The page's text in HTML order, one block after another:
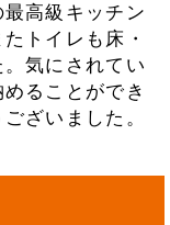
高級キッチン
トイレも床・
気にされてい
ることができ
ざいました。